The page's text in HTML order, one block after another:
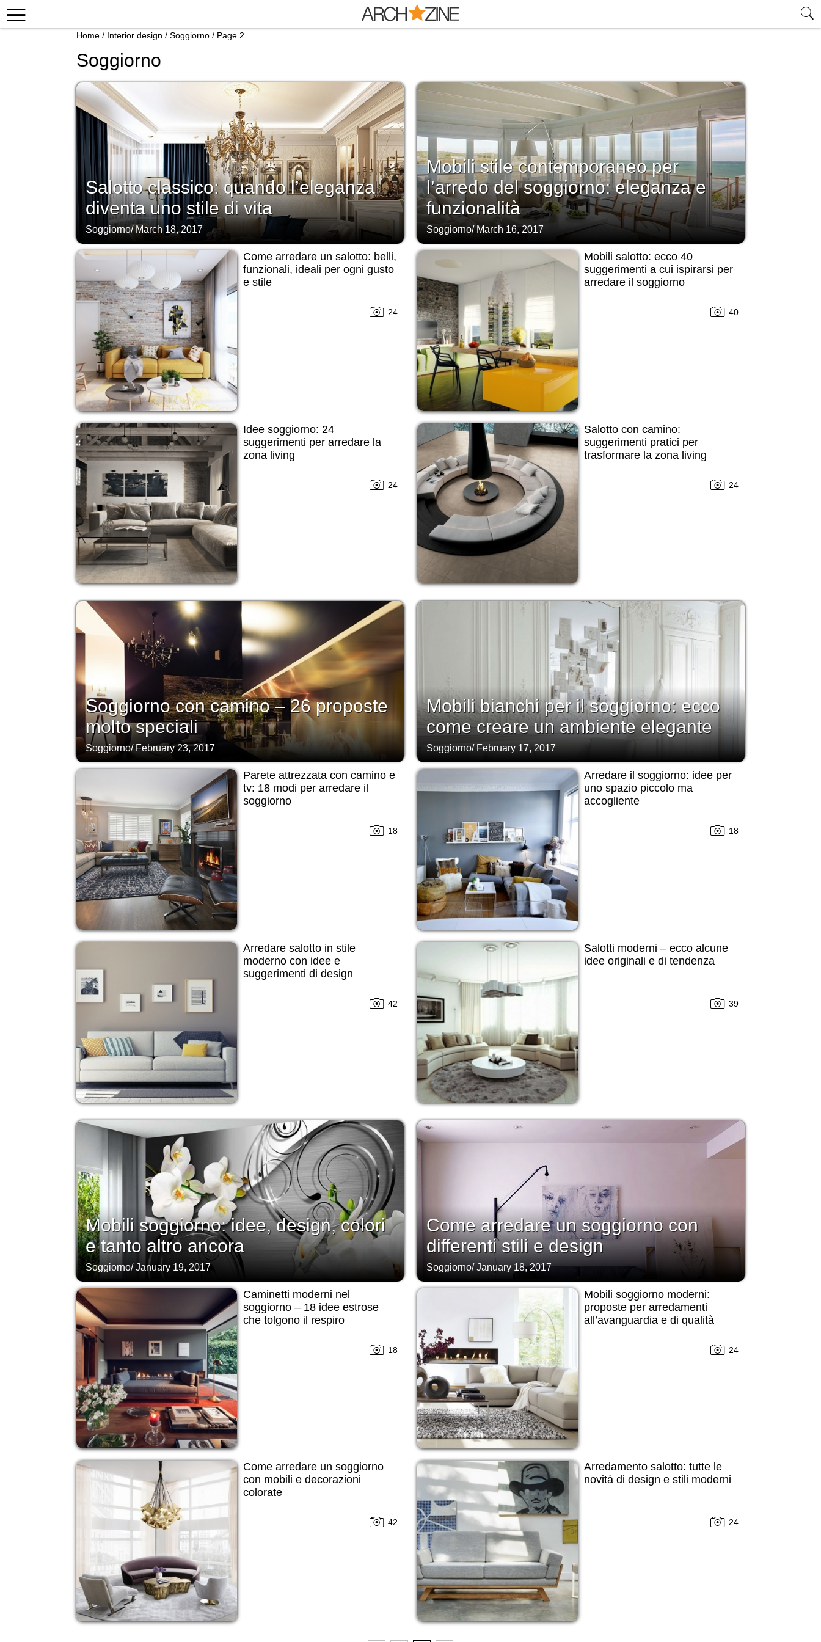
Home / Interior design / Soggiorno / Page 2
Soggiorno
Salotto classico: quando l’eleganza
diventa uno stile di vita
Soggiorno/March 18, 2017
Mobili stile contemporaneo per
l’arredo del soggiorno: eleganza e
funzionalità
Soggiorno/March 16, 2017
Come arredare un salotto: belli,
funzionali, ideali per ogni gusto
e stile
24
Mobili salotto: ecco 40
suggerimenti a cui ispirarsi per
arredare il soggiorno
40
Idee soggiorno: 24
suggerimenti per arredare la
zona living
24
Salotto con camino:
suggerimenti pratici per
trasformare la zona living
24
Soggiorno con camino – 26 proposte
molto speciali
Soggiorno/ February 23, 2017
Mobili bianchi per il soggiorno: ecco
come creare un ambiente elegante
Soggiorno/ February 17, 2017
Parete attrezzata con camino e
tv: 18 modi per arredare il
soggiorno
18
Arredare il soggiorno: idee per
uno spazio piccolo ma
accogliente
18
Arredare salotto in stile
moderno con idee e
suggerimenti di design
42
Salotti moderni – ecco alcune
idee originali e di tendenza
39
Mobili soggiorno: idee, design, colori
e tanto altro ancora
Soggiorno/January 19, 2017
Come arredare un soggiorno con
differenti stili e design
Soggiorno/January 18, 2017
Caminetti moderni nel
soggiorno – 18 idee estrose
che tolgono il respiro
18
Mobili soggiorno moderni:
proposte per arredamenti
all’avanguardia e di qualità
24
Come arredare un soggiorno
con mobili e decorazioni
colorate
42
Arredamento salotto: tutte le
novità di design e stili moderni
24